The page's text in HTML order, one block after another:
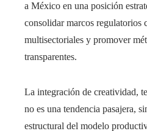
a México en una posición
consolidar marcos regulatorios
multisectoriales y promover
transparentes.
La integración de creatividad,
no es una tendencia pasajera,
estructural del modelo